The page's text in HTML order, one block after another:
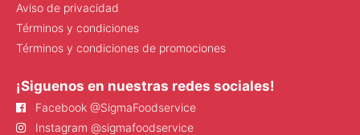
Aviso de privacidad
Términos y condiciones
Términos y condiciones de promociones
¡Siguenos en nuestras redes sociales!
Facebook @SigmaFoodservice
Instagram @sigmafoodservice